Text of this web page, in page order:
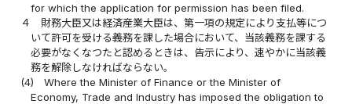
for which the application for permission has been filed.
４
財務大臣又は経済産業大臣は、第一項の規定により支払等につ
いて許可を受ける義務を課した場合において、当該義務を課する
必要がなくなつたと認めるときは、告示により、速やかに当該義
務を解除しなければならない。
(4)
Where the Minister of Finance or the Minister of
Economy, Trade and Industry has imposed the obligation to